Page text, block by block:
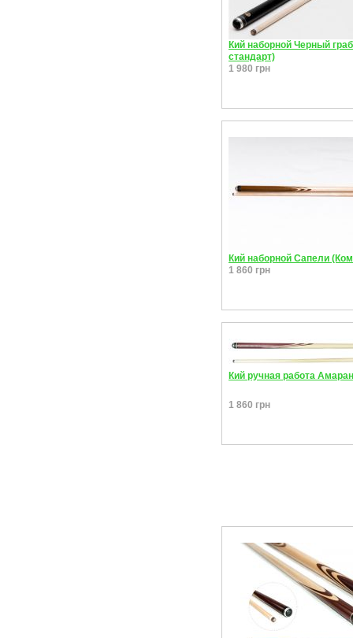
Кий наборной Черный
стандарт)
1 980 грн
Кий наборной Сапели
1 860 грн
Кий ручная работа
1 860 грн